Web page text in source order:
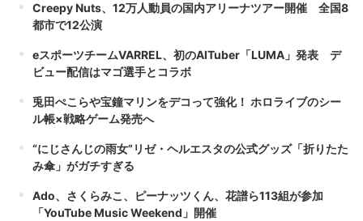
Creepy Nuts、12万人動員の国内アリーナツアー開催 全国8
都市で12公演
eスポーツチームVARREL、初のAITuber「LUMA」発表 デ
ビュー配信はマゴ選手とコラボ
兎田ぺこらや宝鐘マリンをデコって強化！ ホロライブのシー
ル帳×戦略ゲーム発売へ
“にじさんじの雨女”リゼ・ヘルエスタの公式グッズ「折りたた
み傘」がガチすぎる
Ado、さくらみこ、ピーナッツくん、花譜ら113組が参加
「YouTube Music Weekend」開催